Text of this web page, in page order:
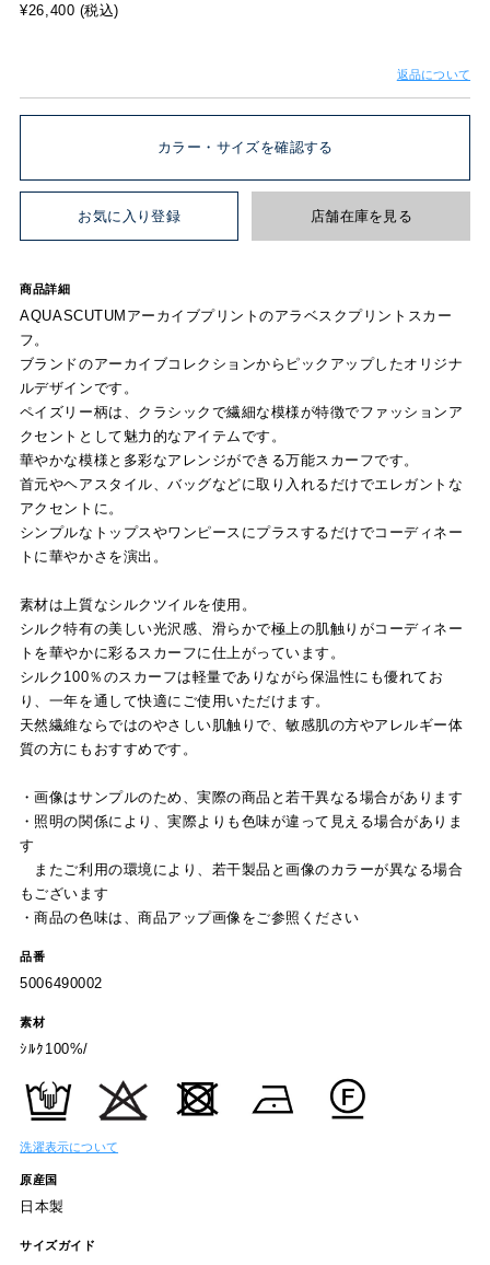
¥26,400 (税込)
返品について
カラー・サイズを確認する
お気に入り登録 店舗在庫を見る
商品詳細
AQUASCUTUMアーカイブプリントのアラベスクプリントスカー
フ。
ブランドのアーカイブコレクションからピックアップしたオリジナ
ルデザインです。
ペイズリー柄は、クラシックで繊細な模様が特徴でファッションア
クセントとして魅力的なアイテムです。
華やかな模様と多彩なアレンジができる万能スカーフです。
首元やヘアスタイル、バッグなどに取り入れるだけでエレガントな
アクセントに。
シンプルなトップスやワンピースにプラスするだけでコーディネー
トに華やかさを演出。
素材は上質なシルクツイルを使用。
シルク特有の美しい光沢感、滑らかで極上の肌触りがコーディネー
トを華やかに彩るスカーフに仕上がっています。
シルク100％のスカーフは軽量でありながら保温性にも優れてお
り、一年を通して快適にご使用いただけます。
天然繊維ならではのやさしい肌触りで、敏感肌の方やアレルギー体
質の方にもおすすめです。
・画像はサンプルのため、実際の商品と若干異なる場合があります
・照明の関係により、実際よりも色味が違って見える場合がありま
す
またご利用の環境により、若干製品と画像のカラーが異なる場合
もございます
・商品の色味は、商品アップ画像をご参照ください
品番
5006490002
素材
ｼﾙｸ100%/
洗濯表示について
原産国
日本製
サイズガイド